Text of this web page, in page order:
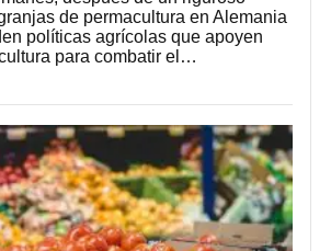
de permacultura en Alemania
políticas agrícolas que apoyen
para combatir el…